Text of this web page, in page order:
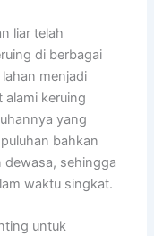
liar telah
di berbagai
menjadi
alami keruing
yang
bahkan
dewasa, sehingga
waktu singkat.
untuk